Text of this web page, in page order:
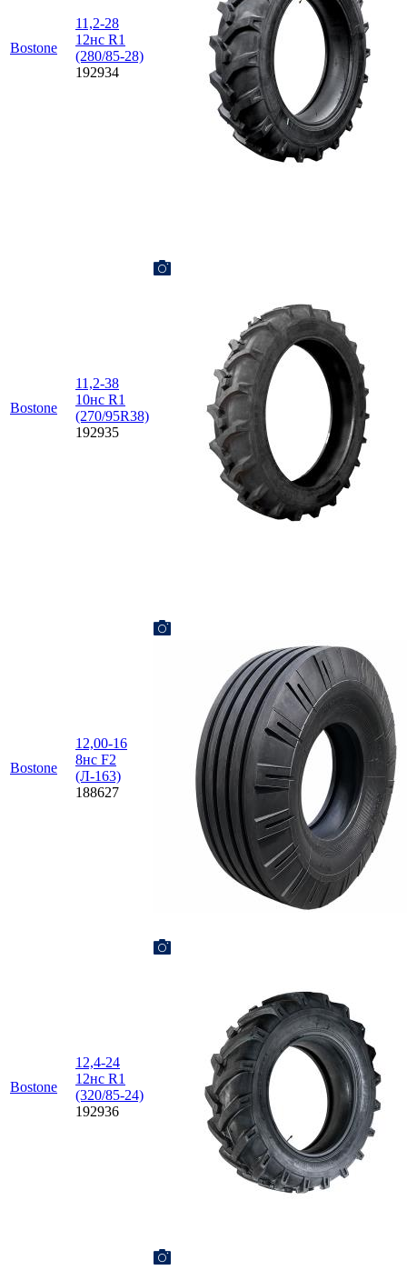
Bostone
11,2-28
12нс R1
(280/85-28)
192934
Bostone
11,2-38
10нс R1
(270/95R38)
192935
Bostone
12,00-16
8нс F2
(Л-163)
188627
Bostone
12,4-24
12нс R1
(320/85-24)
192936